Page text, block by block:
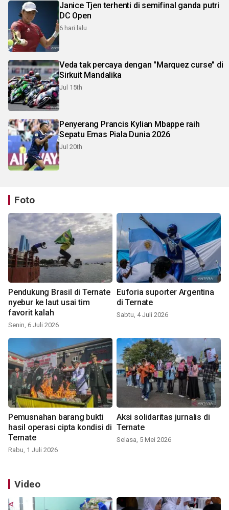
Janice Tjen terhenti di semifinal ganda putri
DC Open
6 hari lalu
Veda tak percaya dengan "Marquez curse" di
Sirkuit Mandalika
Jul 15th
Penyerang Prancis Kylian Mbappe raih
Sepatu Emas Piala Dunia 2026
Jul 20th
Foto
Pendukung Brasil di Ternate
nyebur ke laut usai tim
favorit kalah
Senin, 6 Juli 2026
Euforia suporter Argentina
di Ternate
Sabtu, 4 Juli 2026
Pemusnahan barang bukti
hasil operasi cipta kondisi di
Ternate
Rabu, 1 Juli 2026
Aksi solidaritas jurnalis di
Ternate
Selasa, 5 Mei 2026
Video